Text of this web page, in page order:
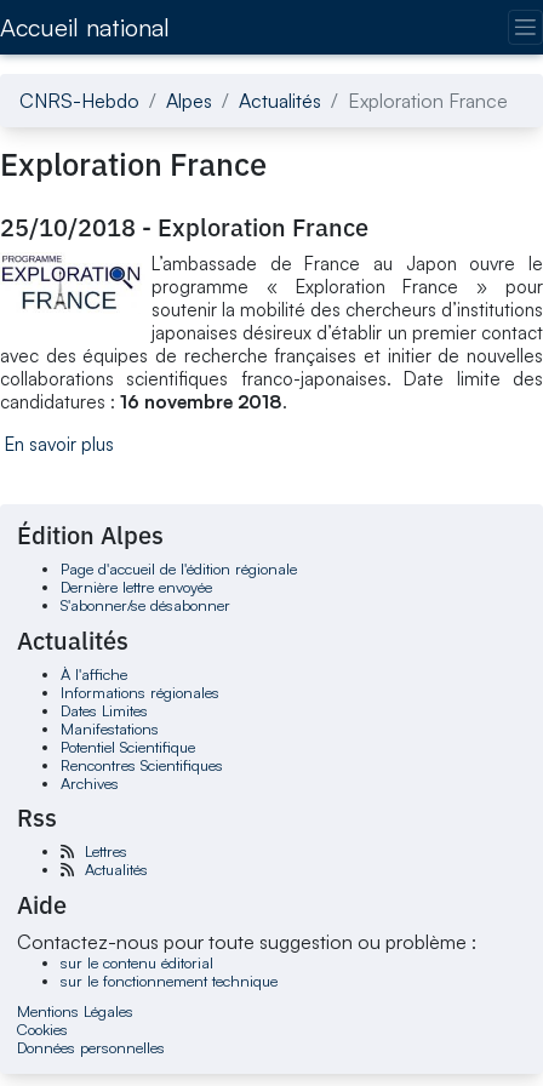
Accueil national
CNRS-Hebdo Alpes Actualités Exploration France
Exploration France
25/10/2018 - Exploration France
L’ambassade de France au Japon ouvre le
programme « Exploration France » pour
soutenir la mobilité des chercheurs d’institutions
japonaises désireux d’établir un premier contact
avec des équipes de recherche françaises et initier de nouvelles
collaborations scientifiques franco-japonaises. Date limite des
candidatures : 16 novembre 2018.
En savoir plus
Édition Alpes
Page d'accueil de l'édition régionale
Dernière lettre envoyée
S'abonner/se désabonner
Actualités
À l'affiche
Informations régionales
Dates Limites
Manifestations
Potentiel Scientifique
Rencontres Scientifiques
Archives
Rss
Lettres
Actualités
Aide
Contactez-nous pour toute suggestion ou problème :
sur le contenu éditorial
sur le fonctionnement technique
Mentions Légales
Cookies
Données personnelles